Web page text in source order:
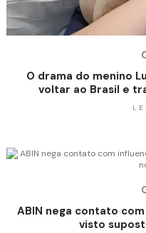
O drama do menino
voltar ao Brasil e
ABIN nega contato
visto